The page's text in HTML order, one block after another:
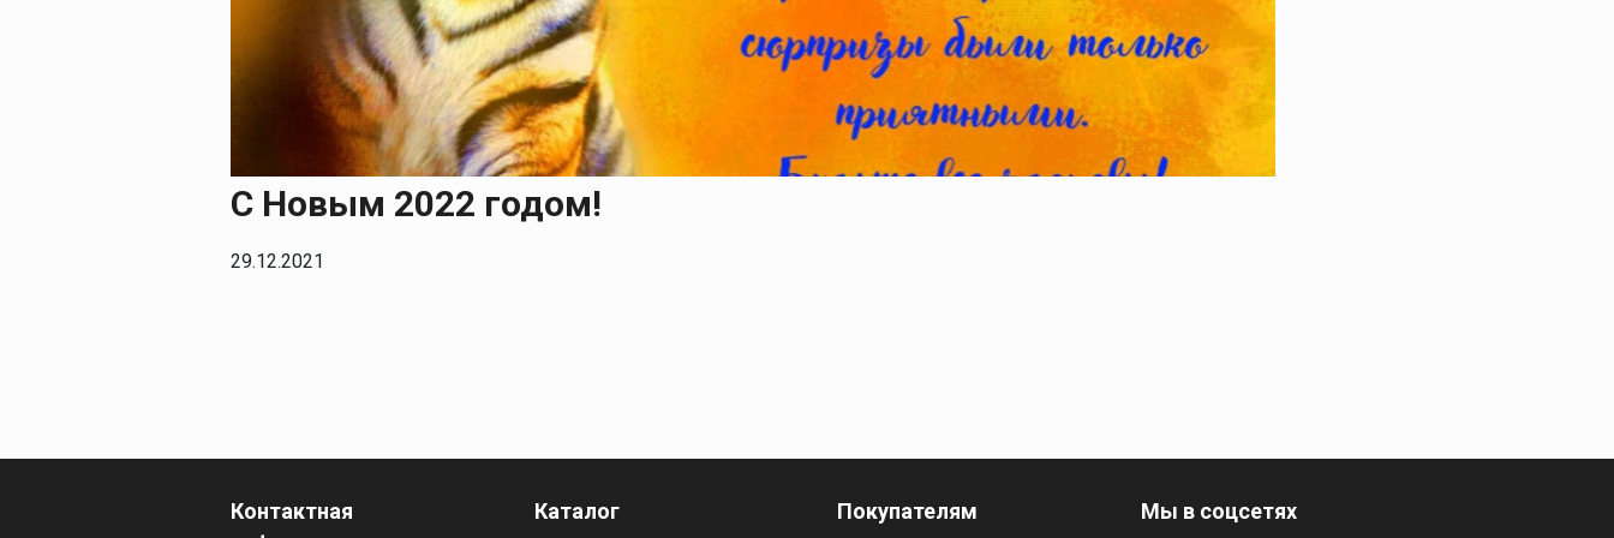
Печи для просушки и
прокалки электродов
Сварочные
приспособления
Магнитные фиксаторы
Тележки
масок
Спецодежда
С Новым 2022 годом!
29.12.2021
Контактная
Каталог Покупателям Мы в соцсетях